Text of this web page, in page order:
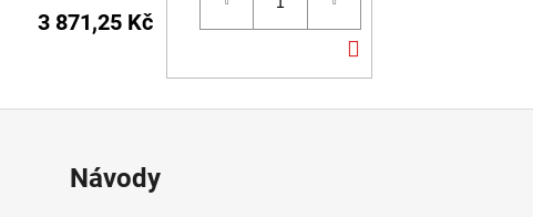
3 871,25 Kč
KOŠÍKU
Návody